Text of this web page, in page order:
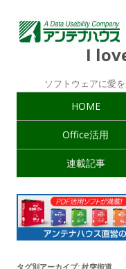
I
ソフトウェアに愛
HOME
Office活用
連載記事
タグ別アーカイブ: 杖突街道